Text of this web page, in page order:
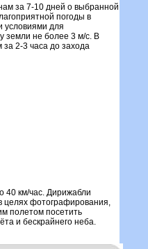
за 7-10 дней о выбранной
погоды в
условиями для
земли не более 3 м/с. В
2-3 часа до захода
40 км/час. Дирижабли
целях фотографирования,
полетом посетить
и бескрайнего неба.